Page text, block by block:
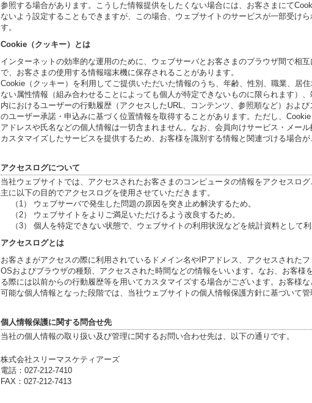
参照する場合があります。こうした情報提供をしたくない場合には、お客さまにて
ないよう設定することもできますが、この場合、ウェブサイトのサービスが一部受け
す。
Cookie（クッキー）とは
インターネットの効率的な運用のために、ウェブサーバとお客さまのブラウザ間で相
で、お客さまの使用する情報端末機に保存されることがあります。
Cookie（クッキー）を利用してご提供いただいた情報のうち、年齢、性別、職業、居
ない属性情報（組み合わせることによっても個人が特定できないものに限られます）
内におけるユーザーの行動履歴（アクセスしたURL、コンテンツ、参照順など）およ
のユーザー承諾・申込みに基づく位置情報を取得することがあります。ただし、
アドレスや氏名などの個人情報は一切含まれません。なお、会員向けサービス・メー
カスタマイズしたサービスを提供するため、お客様を識別する情報と関連づける場合が
アクセスログについて
当社ウェブサイトでは、アクセスされたお客さまのコンピュータの情報をアクセスログ
主に以下の目的でアクセスログを使用させていただきます。
（1） ウェブサーバで発生した問題の原因を突き止め解決するため。
（2） ウェブサイトをよりご満足いただけるよう改良するため。
（3） 個人を特定できない状態で、ウェブサイトの利用状況などを統計資料として利
アクセスログとは
お客さまがアクセスの際に利用されているドメイン名やIPアドレス、アクセスされた
OSおよびブラウザの種類、アクセスされた時間などの情報をいいます。なお、お客様
る際には以前からの行動履歴等を用いてカスタマイズする場合がございます。お客様
可能な個人情報となった段階では、当社ウェブサイトの個人情報保護方針に基づいて管
個人情報保護に関する問合せ先
当社の個人情報の取り扱い及び管理に関するお問い合わせ先は、以下の通りです。
株式会社スリーマスケティアーズ
電話：027-212-7410
FAX：027-212-7413